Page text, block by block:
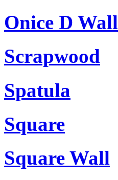
Onice D Wall
Scrapwood
Spatula
Square
Square Wall